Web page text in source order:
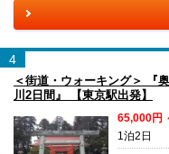
4
＜街道・ウォーキング＞
川2日間』 【東京駅出発】
65,000円
1泊2日